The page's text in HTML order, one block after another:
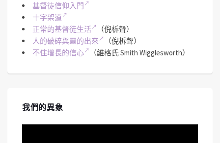
基督徒信仰入門
十字架道
正常的基督徒生活
（倪柝聲）
人的破碎與靈的出來
（倪柝聲）
不住增長的信心
（維格氏 Smith Wigglesworth）
我們的異象